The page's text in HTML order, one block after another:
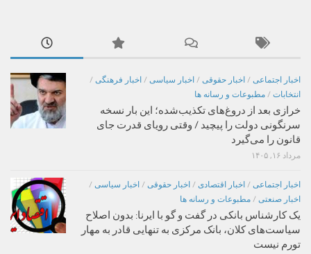
اخبار اجتماعی / اخبار حقوقی / اخبار سیاسی / اخبار فرهنگی /
انتخابات / مطبوعات و رسانه ها
خرازی بعد از دروغ‌های تکذیب‌شده؛ این بار نسخه
سرنگونی دولت را پیچید / وقتی رویای قدرت جای
قانون را می‌گیرد
مرداد ۱۶, ۱۴۰۵
اخبار اجتماعی / اخبار اقتصادی / اخبار حقوقی / اخبار سیاسی /
اخبار صنعتی / مطبوعات و رسانه ها
یک کارشناس بانکی در گفت و گو با ایرنا: بدون اصلاح
سیاست‌های کلان، بانک مرکزی به تنهایی قادر به مهار
تورم نیست